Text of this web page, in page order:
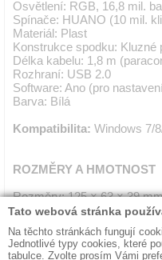
Osvětlení: RGB, 16,8 mil.
Spínače: HUANO (10 mil.
Materiál: Plast
Konstrukce spodku: Kluzné
Délka kabelu: 1,8 m
Rozhraní: USB 2.0
Software: Ano (pro
Barva: Bílá
Kompatibilita: Windows 7/
ROZMĚRY A HMOTNOST
Rozměry: 125 × 63 × 39
Hmotnost: 65 g